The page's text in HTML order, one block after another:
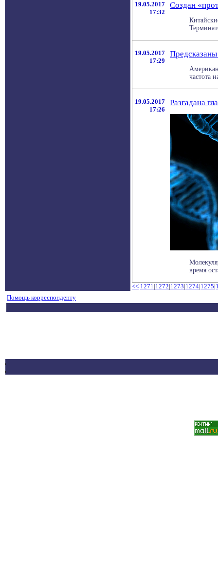
19.05.2017
17:32
Создан
19.05.2017
17:29
частота
19.05.2017
17:26
Разгадана
время
<< 1271|1272|1273|1274|1275|
Помощь корреспонденту